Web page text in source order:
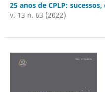
25 anos de CPLP:
v. 13 n. 63 (2022)